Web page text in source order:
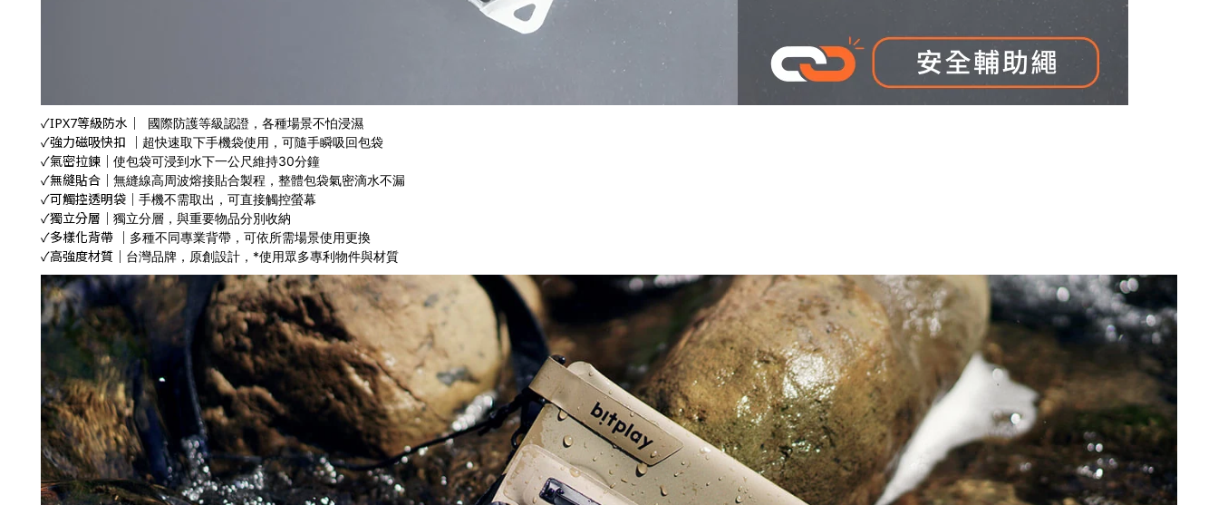
✓IPX7等級防水｜ 國際防護等級認證，各種場景不怕浸濕
✓強力磁吸快扣 ｜ 超快速取下手機袋使用，可隨手瞬吸回包袋
✓氣密拉鍊｜ 使包袋可浸到水下一公尺維持30分鐘
✓無縫貼合｜ 無縫線高周波熔接貼合製程，整體包袋氣密滴水不漏
✓可觸控透明袋｜ 手機不需取出，可直接觸控螢幕
✓獨立分層｜ 獨立分層，與重要物品分別收納
✓多樣化背帶 ｜ 多種不同專業背帶，可依所需場景使用更換
✓高強度材質｜ 台灣品牌，原創設計，*使用眾多專利物件與材質